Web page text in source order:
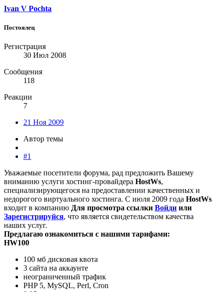
Ivan V Pochta
Постоялец
Регистрация
30 Июл 2008
Сообщения
118
Реакции
7
21 Ноя 2009
Автор темы
#1
Уважаемые посетители форума, рад предложить Вашему
вниманию услуги хостинг-провайдера HostWs,
специализирующегося на предоставлении качественных и
недорогого виртуального хостинга. С июля 2009 года HostWs
входит в компанию Для просмотра ссылки Войди или
Зарегистрируйся, что является свидетельством качества
наших услуг.
Предлагаю ознакомиться с нашими тарифами:
HW100
100 мб дисковая квота
3 сайта на аккаунте
неограниченный трафик
PHP 5, MySQL, Perl, Cron